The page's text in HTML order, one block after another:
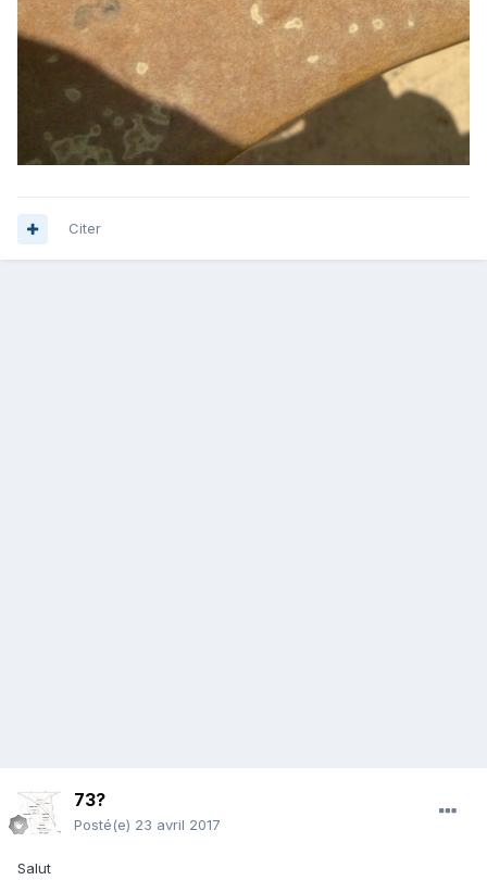
Citer
73?
Posté(e) 23 avril 2017
Salut